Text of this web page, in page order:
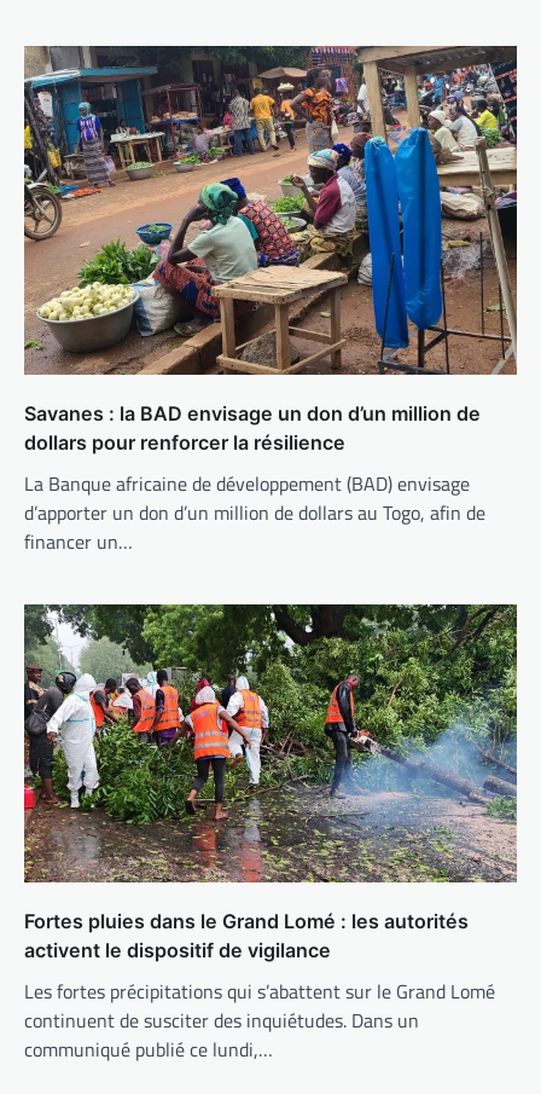
Savanes : la BAD envisage un don d’un million de
dollars pour renforcer la résilience
La Banque africaine de développement (BAD) envisage
d’apporter un don d’un million de dollars au Togo, afin de
financer un…
Fortes pluies dans le Grand Lomé : les autorités
activent le dispositif de vigilance
Les fortes précipitations qui s’abattent sur le Grand Lomé
continuent de susciter des inquiétudes. Dans un
communiqué publié ce lundi,…